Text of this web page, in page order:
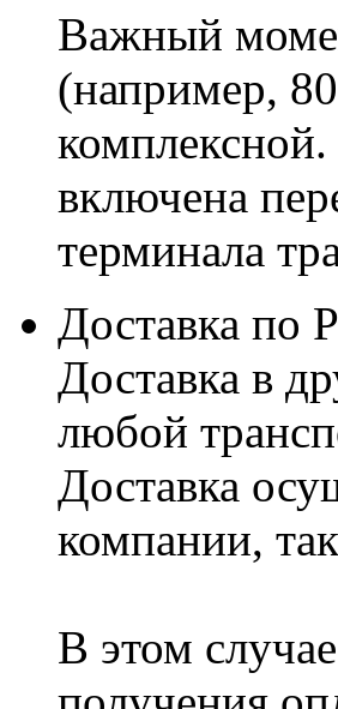
Важный
(например,
включена
терминала
Доставка по
Доставка в
любой
Доставка
компании,
В этом